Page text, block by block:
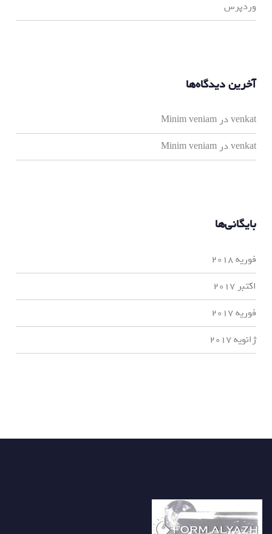
وردپرس
آخرین دیدگاه‌ها
venkatدر Minim veniam
venkatدر Minim veniam
بایگانی‌ها
فوریه 2018
اکتبر 2017
فوریه 2017
ژانویه 2017